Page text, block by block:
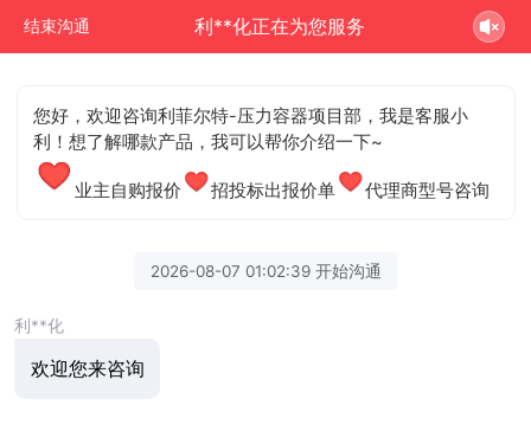
结束沟通 利**化正在为您服务
您好，欢迎咨询利菲尔特-压力容器项目部，我是客服小
利！想了解哪款产品，我可以帮你介绍一下~
业主自购报价 招投标出报价单 代理商型号咨询
2026-08-07 01:02:39 开始沟通
利**化
欢迎您来咨询